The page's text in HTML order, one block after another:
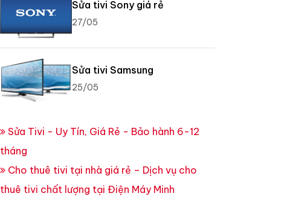
Sửa tivi Sony giá rẻ
27/05
Sửa tivi Samsung
25/05
Sửa Tivi - Uy Tín, Giá Rẻ - Bảo hành 6-12
tháng
Cho thuê tivi tại nhà giá rẻ – Dịch vụ cho
thuê tivi chất lượng tại Điện Máy Minh